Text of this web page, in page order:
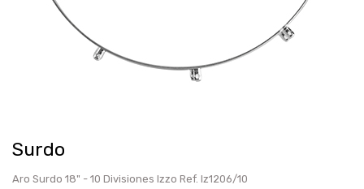
Surdo
Aro Surdo 18" - 10 Divisiones Izzo Ref. Iz1206/10